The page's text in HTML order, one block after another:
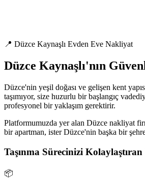
📍 Düzce Kaynaşlı Evden Eve Nakliyat
Düzce Kaynaşlı'nın
Düzce'nin yeşil doğası ve gelişen kent
taşımıyor, size huzurlu bir başlangıç
profesyonel bir yaklaşım gerektirir.
Platformumuzda yer alan Düzce nakliyat
bir apartman, ister Düzce'nin başka bir
Taşınma Sürecinizi
📦